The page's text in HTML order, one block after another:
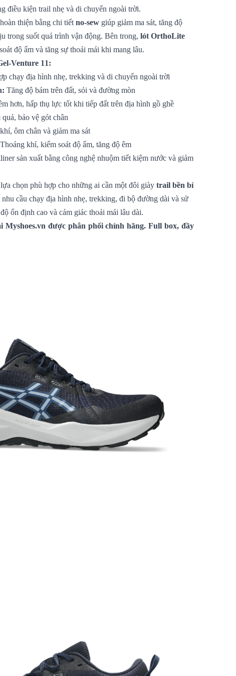
điều kiện trail nhẹ và di chuyển ngoài trời.
thiện bằng chi tiết no-sew giúp giảm ma sát, tăng độ
trong suốt quá trình vận động. Bên trong, lót OrthoLite
độ ẩm và tăng sự thoải mái khi mang lâu.
Venture 11:
chạy địa hình nhẹ, trekking và di chuyển ngoài trời
Tăng độ bám trên đất, sỏi và đường mòn
hơn, hấp thụ lực tốt khi tiếp đất trên địa hình gồ ghề
bảo vệ gót chân
ôm chân và giảm ma sát
Thoáng khí, kiểm soát độ ẩm, tăng độ êm
sản xuất bằng công nghệ nhuộm tiết kiệm nước và giảm
chọn phù hợp cho những ai cần một đôi giày trail bền bỉ
nhu cầu chạy địa hình nhẹ, trekking, đi bộ đường dài và sử
ổn định cao và cảm giác thoải mái lâu dài.
Myshoes.vn được phân phối chính hãng. Full box, đầy